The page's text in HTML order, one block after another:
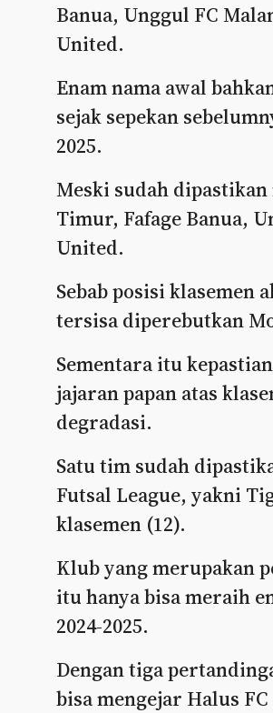
Banua, Unggul FC
United.
Enam nama awal
sejak sepekan
2025.
Meski sudah
Timur, Fafage Banua,
United.
Sebab posisi klasemen
tersisa diperebutkan
Sementara itu
jajaran papan atas
degradasi.
Satu tim sudah
Futsal League, yakni
klasemen (12).
Klub yang merupakan
itu hanya bisa meraih
2024-2025.
Dengan tiga
bisa mengejar Halus